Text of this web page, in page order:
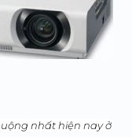
nhất hiện nay ở